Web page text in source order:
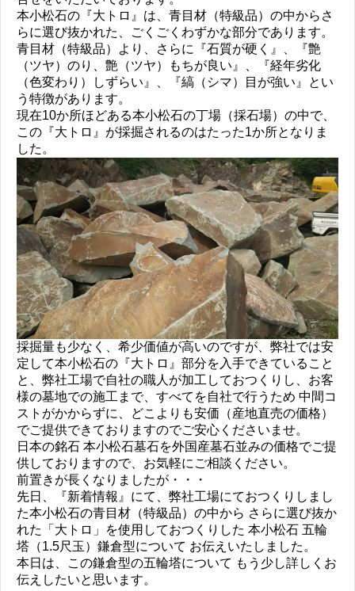
本小松石の『大トロ』は、青目材（特級品）の中からさ
らに選び抜かれた、ごくごくわずかな部分であります。
青目材（特級品）より、さらに『石質が硬く』、『艶
（ツヤ）のり、艶（ツヤ）もちが良い』、『経年劣化
（色変わり）しずらい』、『縞（シマ）目が強い』とい
う特徴があります。
現在10か所ほどある本小松石の丁場（採石場）の中で、
この『大トロ』が採掘されるのはたった1か所となりま
した。
採掘量も少なく、希少価値が高いのですが、弊社では安
定して本小松石の『大トロ』部分を入手できていること
と、弊社工場で自社の職人が加工しておつくりし、お客
様の墓地での施工まで、すべてを自社で行うため 中間コ
ストがかからずに、どこよりも安価（産地直売の価格）
でご提供できておりますのでご安心くださいませ。
日本の銘石 本小松石墓石を外国産墓石並みの価格でご提
供しておりますので、お気軽にご相談ください。
前置きが長くなりましたが・・・
先日、『新着情報』にて、弊社工場にておつくりしまし
た本小松石の青目材（特級品）の中から さらに選び抜か
れた「大トロ」を使用しておつくりした 本小松石 五輪
塔（1.5尺玉）鎌倉型について お伝えいたしました。
本日は、この鎌倉型の五輪塔について もう少し詳しくお
伝えしたいと思います。